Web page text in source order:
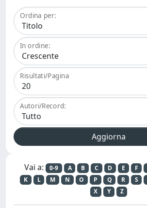
Ordina per:
In ordine:
Risultati/Pagina
Autori/Record:
Vai a: 0-9 A B C D E F
K
L M N O P Q R S
X
Y Z